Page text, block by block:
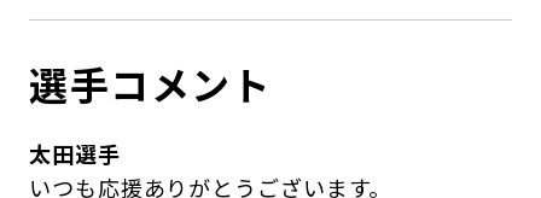
選手コメント
太田選手
いつも応援ありがとうございます。